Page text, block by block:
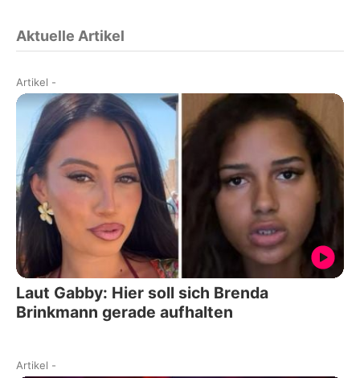
Aktuelle Artikel
Artikel -
Laut Gabby: Hier soll sich Brenda
Brinkmann gerade aufhalten
Artikel -